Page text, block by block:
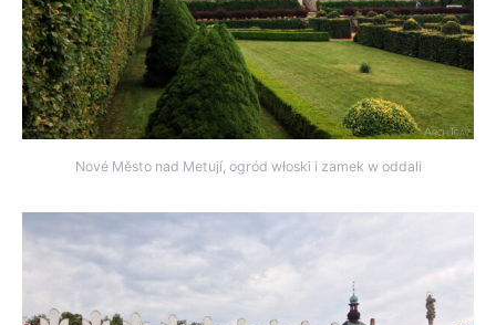
Nové Město nad Metují, ogród włoski i zamek w oddali